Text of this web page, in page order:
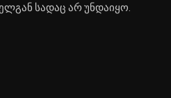
სადაც არ უნდაიყო.